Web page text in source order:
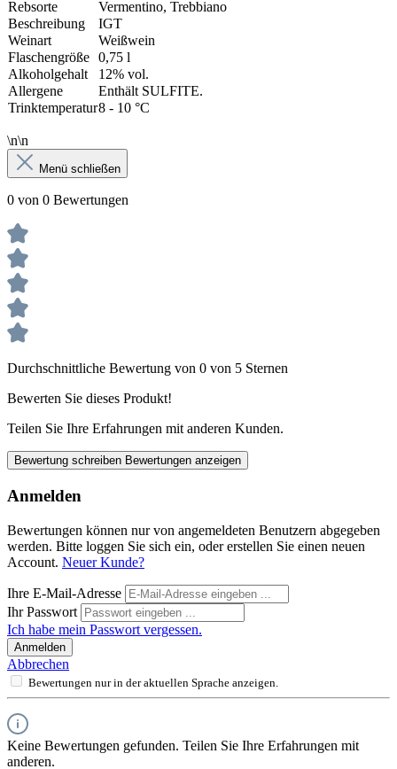
Rebsorte
Vermentino, Trebbiano
Beschreibung
IGT
Weinart
Weißwein
Flaschengröße 0,75 l
Alkoholgehalt
12% vol.
Allergene
Enthält SULFITE.
Trinktemperatur8 - 10 °C
\n\n
Menü schließen
0 von 0 Bewertungen
Durchschnittliche Bewertung von 0 von 5 Sternen
Bewerten Sie dieses Produkt!
Teilen Sie Ihre Erfahrungen mit anderen Kunden.
Bewertung schreiben Bewertungen anzeigen
Anmelden
Bewertungen können nur von angemeldeten Benutzern abgegeben
werden. Bitte loggen Sie sich ein, oder erstellen Sie einen neuen
Account. Neuer Kunde?
Ihre E-Mail-Adresse
Ihr Passwort
Ich habe mein Passwort vergessen.
Anmelden
Abbrechen
Bewertungen nur in der aktuellen Sprache anzeigen.
Keine Bewertungen gefunden. Teilen Sie Ihre Erfahrungen mit
anderen.